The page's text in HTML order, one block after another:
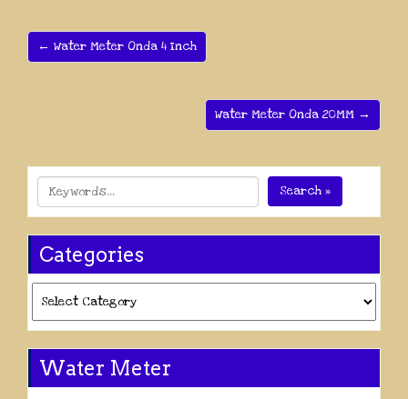
← Water Meter Onda 4 Inch
Water Meter Onda 20MM →
Search »
Categories
Water Meter